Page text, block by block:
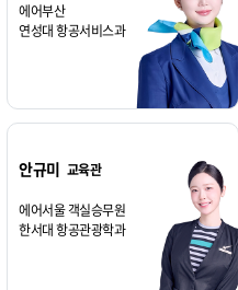
에어부산
연성대 항공서비스과
안규미 교육관
에어서울 객실승무원
한서대 항공관광학과